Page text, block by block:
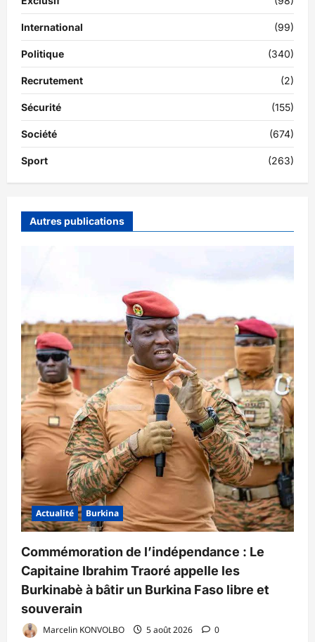
International (99)
Politique (340)
Recrutement (2)
Sécurité (155)
Société (674)
Sport (263)
Autres publications
Actualité Burkina
Commémoration de l’indépendance : Le
Capitaine Ibrahim Traoré appelle les
Burkinabè à bâtir un Burkina Faso libre et
souverain
Marcelin KONVOLBO 5 août 2026 0